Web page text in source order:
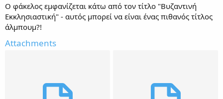
Ο φάκελος εμφανίζεται κάτω από τον τίτλο "Βυζαντινή
Εκκλησιαστική" - αυτός μπορεί να είναι ένας πιθανός τίτλος
άλμπουμ?!
Attachments